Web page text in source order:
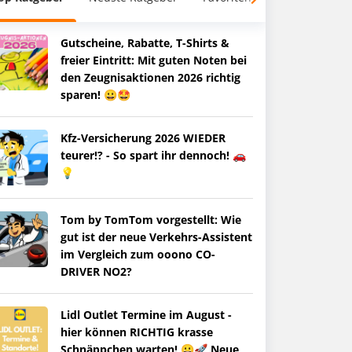
Gutscheine, Rabatte, T-Shirts &
freier Eintritt: Mit guten Noten bei
den Zeugnisaktionen 2026 richtig
sparen! 😀🤩
Kfz-Versicherung 2026 WIEDER
teurer!? - So spart ihr dennoch! 🚗
💡
Tom by TomTom vorgestellt: Wie
gut ist der neue Verkehrs-Assistent
im Vergleich zum ooono CO-
DRIVER NO2?
Lidl Outlet Termine im August -
hier können RICHTIG krasse